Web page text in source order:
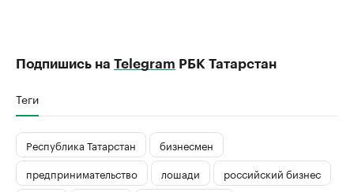
Подпишись на Telegram РБК Татарстан
Теги
Республика Татарстан
бизнесмен
предпринимательство
лошади
российский бизнес